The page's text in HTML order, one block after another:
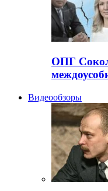
ОПГ
Видеообзоры